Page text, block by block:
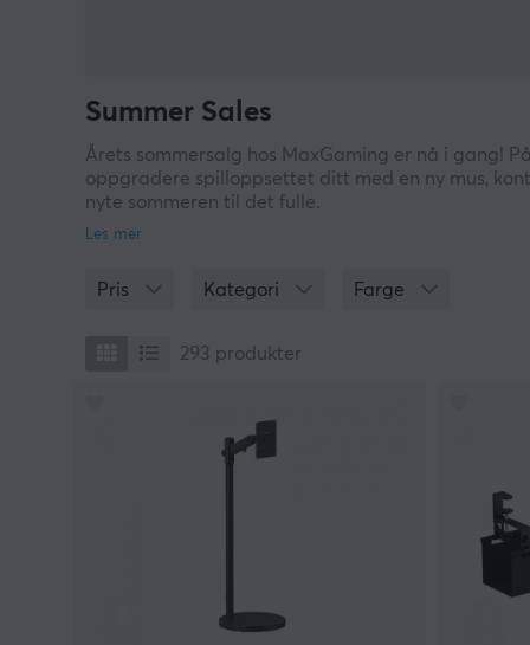
Summer Sales
Årets sommersalg hos MaxGaming er nå i gang!
oppgradere spilloppsettet ditt med en ny mus,
nyte sommeren til det fulle.
Pris Kategori Farge
293 produkter